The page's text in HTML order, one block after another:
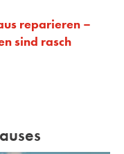
reparieren –
sind rasch